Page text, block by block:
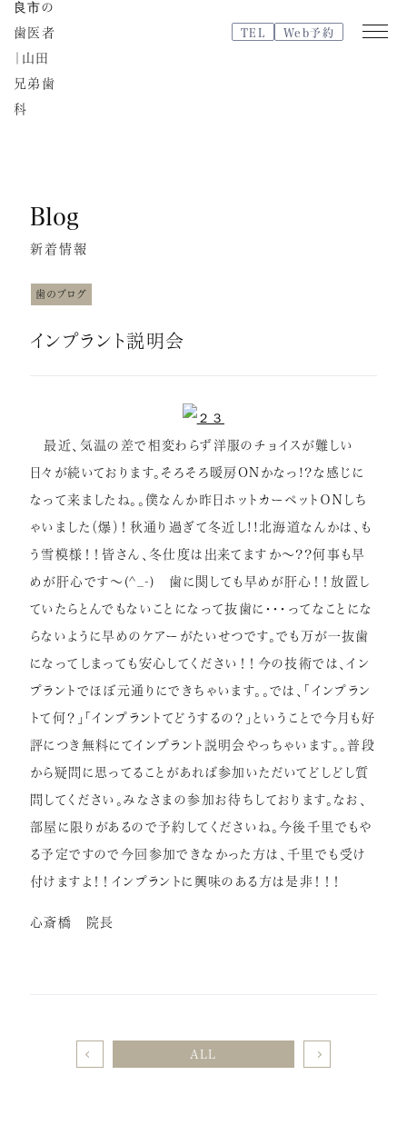
医院紹介
特徴・治療の流れ
スタッフブログ
症例紹介
インプラント
矯正歯科
ホワイトニング
小児歯科
根管治療
アクセス
TEL Web予約
Blog
新着情報
歯のブログ
インプラント説明会
最近、気温の差で相変わらず洋服のチョイスが難しい
日々が続いております。そろそろ暖房ONかなっ!?な感じに
なって来ましたね。。僕なんか昨日ホットカーペットＯＮしち
ゃいました（爆）！秋通り過ぎて冬近し!!北海道なんかは、も
う雪模様！！皆さん、冬仕度は出来てますか～??何事も早
めが肝心です～(^_-) 歯に関しても早めが肝心！！放置し
ていたらとんでもないことになって抜歯に・・・ってなことにな
らないように早めのケアーがたいせつです。でも万が一抜歯
になってしまっても安心してください！！今の技術では、イン
プラントでほぼ元通りにできちゃいます。。では、「インプラン
トて何？」「インプラントてどうするの？」ということで今月も好
評につき無料にてインプラント説明会やっちゃいます。。普段
から疑問に思ってることがあれば参加いただいてどしどし質
問してください。みなさまの参加お待ちしております。なお、
部屋に限りがあるので予約してくださいね。今後千里でもや
る予定ですので今回参加できなかった方は、千里でも受け
付けますよ！！インプラントに興味のある方は是非！！！
心斎橋 院長
ALL